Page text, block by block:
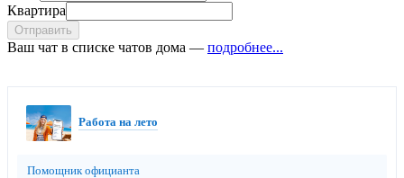
Квартира
Отправить
Ваш чат в списке чатов дома — подробнее...
Работа на лето
Помощник официанта